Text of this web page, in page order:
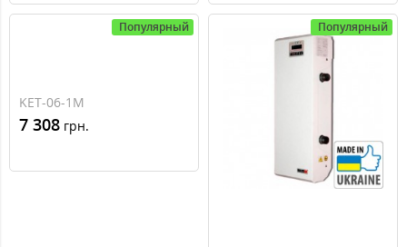
Популярный
KET-06-1M
7 308 грн.
Популярный